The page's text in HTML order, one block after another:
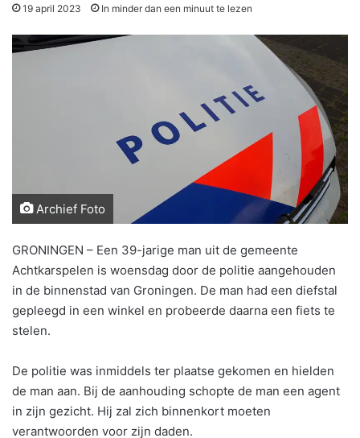
19 april 2023 In minder dan een minuut te lezen
Archief Foto
GRONINGEN – Een 39-jarige man uit de gemeente
Achtkarspelen is woensdag door de politie aangehouden
in de binnenstad van Groningen. De man had een diefstal
gepleegd in een winkel en probeerde daarna een fiets te
stelen.
De politie was inmiddels ter plaatse gekomen en hielden
de man aan. Bij de aanhouding schopte de man een agent
in zijn gezicht. Hij zal zich binnenkort moeten
verantwoorden voor zijn daden.